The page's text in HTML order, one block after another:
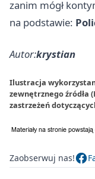
zanim mógł
na podstawie:
Autor:krystian
Ilustracja
zewnętrznego źródła
zastrzeżeń
Zaobserwuj nas!